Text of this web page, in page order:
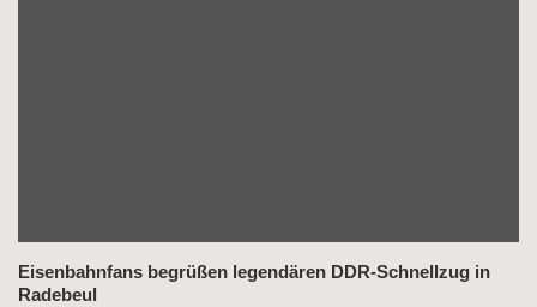
Eisenbahnfans begrüßen legendären DDR-Schnellzug in
Radebeul